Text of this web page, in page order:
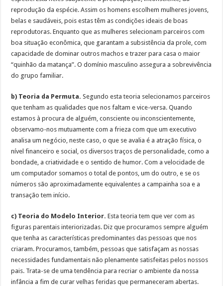
reprodução da espécie. Assim os homens escolhem mulheres jovens,
belas e saudáveis, pois estas têm as condições ideais de boas
reprodutoras. Enquanto que as mulheres selecionam parceiros com
boa situação econômica, que garantam a subsistência da prole, com
capacidade de dominar outros machos e trazer para casa o maior
“quinhão da matança”. O domínio masculino assegura a sobrevivência
do grupo familiar.
b) Teoria da Permuta. Segundo esta teoria selecionamos parceiros
que tenham as qualidades que nos faltam e vice-versa. Quando
estamos à procura de alguém, consciente ou inconscientemente,
observamo-nos mutuamente com a frieza com que um executivo
analisa um negócio, neste caso, o que se avalia é a atração física, o
nível financeiro e social, os diversos traços de personalidade, como a
bondade, a criatividade e o sentido de humor. Com a velocidade de
um computador somamos o total de pontos, um do outro, e se os
números são aproximadamente equivalentes a campainha soa e a
transação tem início.
c) Teoria do Modelo Interior. Esta teoria tem que ver com as
figuras parentais interiorizadas. Diz que procuramos sempre alguém
que tenha as características predominantes das pessoas que nos
criaram. Procuramos, também, pessoas que satisfaçam as nossas
necessidades fundamentais não plenamente satisfeitas pelos nossos
pais. Trata-se de uma tendência para recriar o ambiente da nossa
infância a fim de curar velhas feridas que permaneceram abertas.